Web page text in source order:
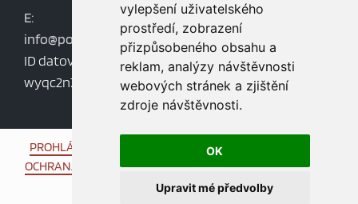
vylepšení uživatelského
prostředí, zobrazení
přizpůsobeného obsahu a
reklam, analýzy návštěvnosti
webových stránek a zjištění
zdroje návštěvnosti.
OK
Upravit mé předvolby
E:
info@pomocvnouziops.cz
ID datové schránky:
wyqc2n7
PROHLÁŠENÍ O PŘÍSTUPNOSTI INFORMACE O COOKIES
OCHRANA OSOBNÍCH ÚDAJŮ/OCHRANA OZNAMOVATELŮ